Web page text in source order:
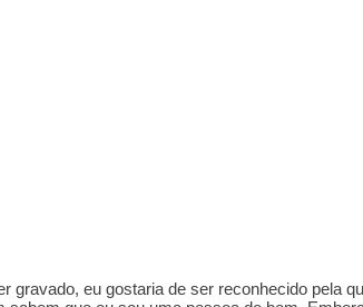
gravado, eu gostaria de ser reconhecido pela